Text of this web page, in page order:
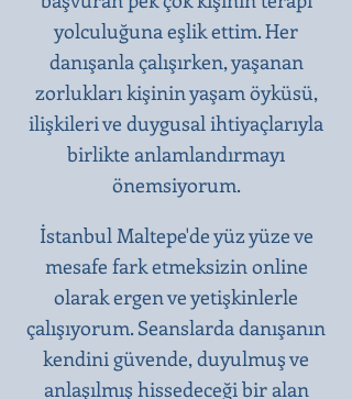
yolculuğuna eşlik ettim. Her
danışanla çalışırken, yaşanan
zorlukları kişinin yaşam öyküsü,
ilişkileri ve duygusal ihtiyaçlarıyla
birlikte anlamlandırmayı
önemsiyorum.
İstanbul Maltepe'de yüz yüze ve
mesafe fark etmeksizin online
olarak ergen ve yetişkinlerle
çalışıyorum. Seanslarda danışanın
kendini güvende, duyulmuş ve
anlaşılmış hissedeceği bir alan